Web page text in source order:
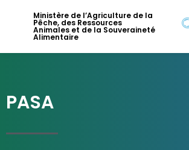
Ministère de l’Agriculture de la
Pêche, des Ressources
Animales et de la Souveraineté
Alimentaire
PASA